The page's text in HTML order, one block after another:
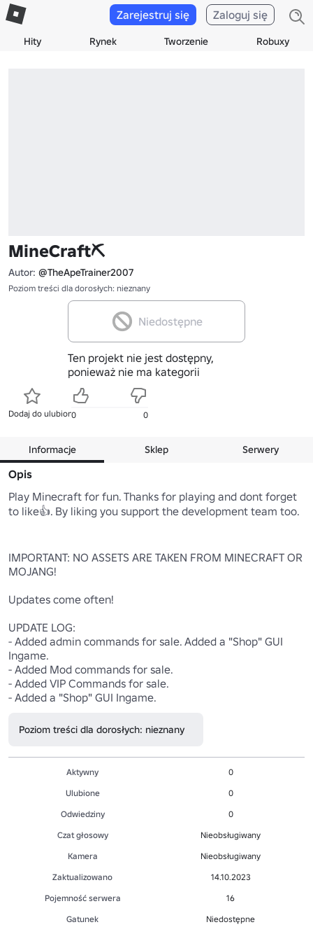
Hity Rynek Tworzenie Robuxy
Zarejestruj się Zaloguj się
MineCraft⛏️
Autor: @TheApeTrainer2007
Poziom treści dla dorosłych: nieznany
Niedostępne
Ten projekt nie jest dostępny,
ponieważ nie ma kategorii
Dodaj do ulubionych
0 0
Informacje Sklep Serwery
Opis
Play Minecraft for fun. Thanks for playing and dont forget
to like👍. By liking you support the development team too.
IMPORTANT: NO ASSETS ARE TAKEN FROM MINECRAFT OR
MOJANG!
Updates come often!
UPDATE LOG:
- Added admin commands for sale. Added a "Shop" GUI
Ingame.
- Added Mod commands for sale.
- Added VIP Commands for sale.
- Added a "Shop" GUI Ingame.
Poziom treści dla dorosłych: nieznany
Aktywny
0
Ulubione
0
Odwiedziny
0
Czat głosowy
Nieobsługiwany
Kamera
Nieobsługiwany
Zaktualizowano
14.10.2023
Pojemność serwera
16
Gatunek
Niedostępne